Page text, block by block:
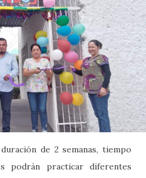
de 2 semanas, tiempo
podrán practicar diferentes